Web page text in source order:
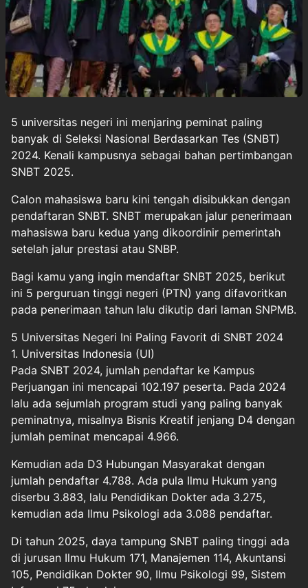
5 universitas negeri ini menjaring peminat paling
banyak di Seleksi Nasional Berdasarkan Tes (SNBT)
2024. Kenali kampusnya sebagai bahan pertimbangan
SNBT 2025.
Calon mahasiswa baru kini tengah disibukkan dengan
pendaftaran SNBT. SNBT merupakan jalur penerimaan
mahasiswa baru kedua yang dikoordinir pemerintah
setelah jalur prestasi atau SNBP.
Bagi kamu yang ingin mendaftar SNBT 2025, berikut
ini 5 perguruan tinggi negeri (PTN) yang difavoritkan
pada penerimaan tahun lalu dikutip dari laman SNPMB.
5 Universitas Negeri Ini Paling Favorit di SNBT 2024
1. Universitas Indonesia (UI)
Pada SNBT 2024, jumlah pendaftar ke Kampus
Perjuangan ini mencapai 102.197 peserta. Pada 2024
lalu ada sejumlah program studi yang paling banyak
peminatnya, misalnya Bisnis Kreatif jenjang D4 dengan
jumlah peminat mencapai 4.966.
Kemudian ada D3 Hubungan Masyarakat dengan
jumlah pendaftar 4.788. Ada pula Ilmu Hukum yang
diserbu 3.883, lalu Pendidikan Dokter ada 3.275,
kemudian ada Ilmu Psikologi ada 3.088 pendaftar.
Di tahun 2025, daya tampung SNBT paling tinggi ada
di jurusan Ilmu Hukum 171, Manajemen 114, Akuntansi
105, Pendidikan Dokter 90, Ilmu Psikologi 99, Sistem